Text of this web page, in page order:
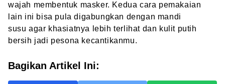
wajah membentuk masker. Kedua cara pemakaian
lain ini bisa pula digabungkan dengan mandi
susu agar khasiatnya lebih terlihat dan kulit putih
bersih jadi pesona kecantikanmu.
Bagikan Artikel Ini: